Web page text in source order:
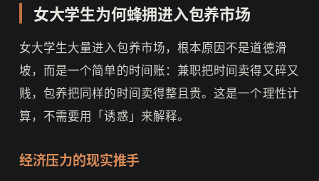
女大学生为何蜂拥进入包养市场
女大学生大量进入包养市场，根本原因不是道德滑
坡，而是一个简单的时间账：兼职把时间卖得又碎又
贱，包养把同样的时间卖得整且贵。这是一个理性计
算，不需要用「诱惑」来解释。
经济压力的现实推手